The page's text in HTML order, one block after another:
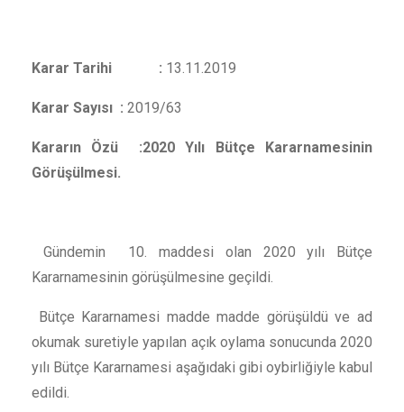
Karar Tarihi : 13.11.2019
Karar Sayısı : 2019/63
Kararın Özü :2020 Yılı Bütçe Kararnamesinin
Görüşülmesi.
Gündemin 10. maddesi olan 2020 yılı Bütçe
Kararnamesinin görüşülmesine geçildi.
Bütçe Kararnamesi madde madde görüşüldü ve ad
okumak suretiyle yapılan açık oylama sonucunda 2020
yılı Bütçe Kararnamesi aşağıdaki gibi oybirliğiyle kabul
edildi.